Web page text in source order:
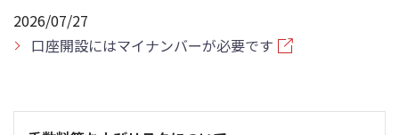
2026/07/27
口座開設にはマイナンバーが必要です